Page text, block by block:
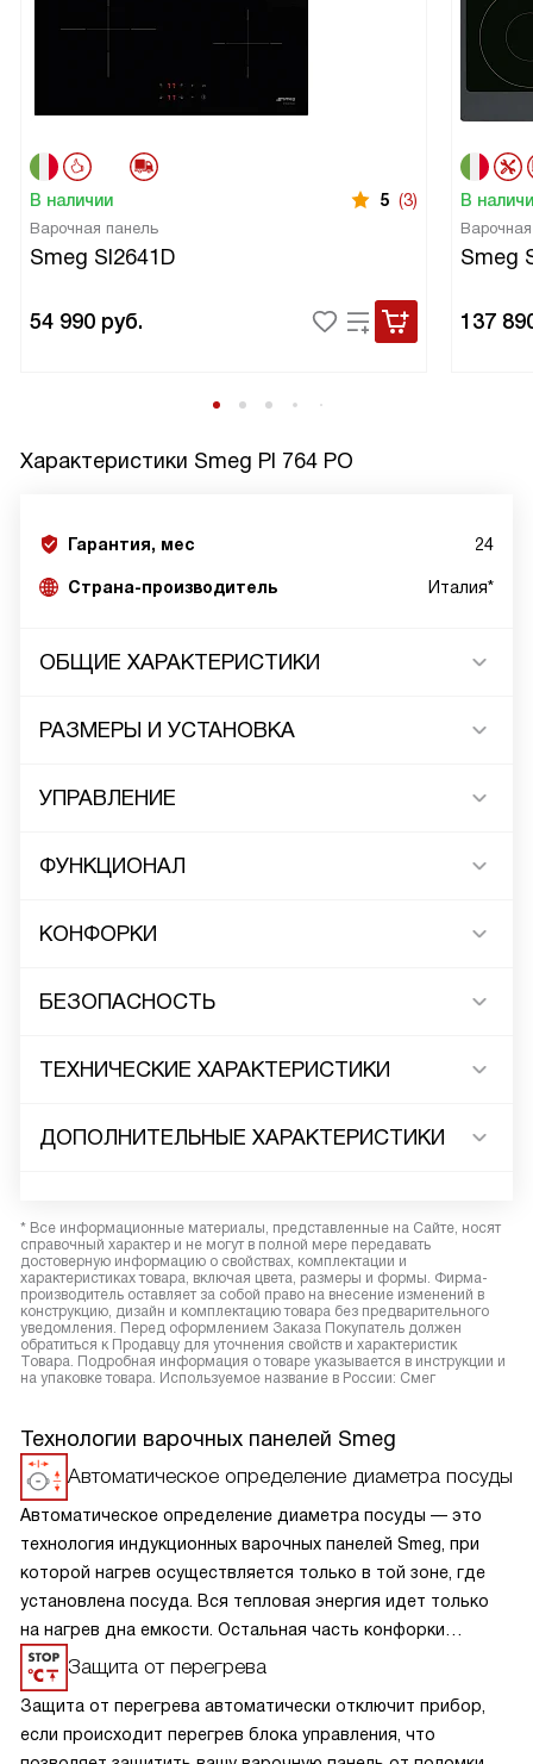
В наличии 5 (3)
Варочная панель
Smeg SI2641D
54 990 руб.
В
Smeg
137
Характеристики Smeg PI 764 PO
Гарантия, мес 24
Страна-производитель Италия*
ОБЩИЕ ХАРАКТЕРИСТИКИ
РАЗМЕРЫ И УСТАНОВКА
УПРАВЛЕНИЕ
ФУНКЦИОНАЛ
КОНФОРКИ
БЕЗОПАСНОСТЬ
ТЕХНИЧЕСКИЕ ХАРАКТЕРИСТИКИ
ДОПОЛНИТЕЛЬНЫЕ ХАРАКТЕРИСТИКИ
* Все информационные материалы, представленные на Сайте, носят
справочный характер и не могут в полной мере передавать
достоверную информацию о свойствах, комплектации и
характеристиках товара, включая цвета, размеры и формы. Фирма-
производитель оставляет за собой право на внесение изменений в
конструкцию, дизайн и комплектацию товара без предварительного
уведомления. Перед оформлением Заказа Покупатель должен
обратиться к Продавцу для уточнения свойств и характеристик
Товара. Подробная информация о товаре указывается в инструкции и
на упаковке товара. Используемое название в России: Смег
Технологии варочных панелей Smeg
Автоматическое определение диаметра посуды
Автоматическое определение диаметра посуды — это
технология индукционных варочных панелей Smeg, при
которой нагрев осуществляется только в той зоне, где
установлена посуда. Вся тепловая энергия идет только
на нагрев дна емкости. Остальная часть конфорки
остается холодной, как только вы убираете посуду,
конфорка отключается.
Защита от перегрева
Защита от перегрева автоматически отключит прибор,
если происходит перегрев блока управления, что